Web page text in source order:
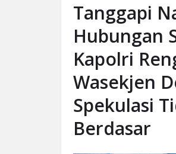
Tanggapi
Hubungan
Kapolri
Wasekjen
Spekulasi
Berdasar